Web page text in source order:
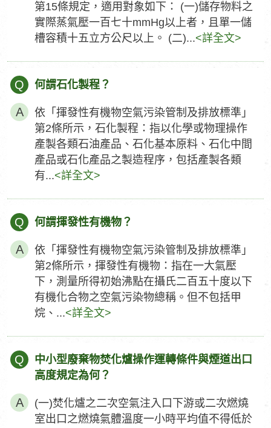
第15條規定，適用對象如下： (一)儲存物料之
實際蒸氣壓一百七十mmHg以上者，且單一儲
槽容積十五立方公尺以上。 (二)...<詳全文>
Q 何謂石化製程？
依「揮發性有機物空氣污染管制及排放標準」
第2條所示，石化製程：指以化學或物理操作
產製各類石油產品、石化基本原料、石化中間
產品或石化產品之製造程序，包括產製各類
有...<詳全文>
Q 何謂揮發性有機物？
依「揮發性有機物空氣污染管制及排放標準」
第2條所示，揮發性有機物：指在一大氣壓
下，測量所得初始沸點在攝氏二百五十度以下
有機化合物之空氣污染物總稱。但不包括甲
烷、...<詳全文>
Q
中小型廢棄物焚化爐操作運轉條件與煙道出口
高度規定為何？
(一)焚化爐之二次空氣注入口下游或二次燃燒
室出口之燃燒氣體溫度一小時平均值不得低於